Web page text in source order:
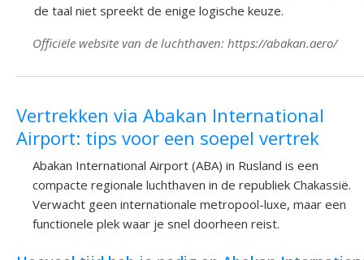
de taal niet spreekt de enige logische keuze.
Officiële website van de luchthaven: https://abakan.aero/
Vertrekken via Abakan International
Airport: tips voor een soepel vertrek
Abakan International Airport (ABA) in Rusland is een
compacte regionale luchthaven in de republiek Chakassië.
Verwacht geen internationale metropool-luxe, maar een
functionele plek waar je snel doorheen reist.